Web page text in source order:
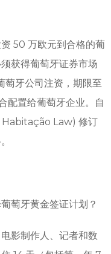
50 万欧元到合格的葡
获得葡萄牙证券市场
萄牙公司注资，期限至
配置给葡萄牙企业。自
Habitação Law) 修订
萄牙黄金签证计划？
影制作人、记者和数